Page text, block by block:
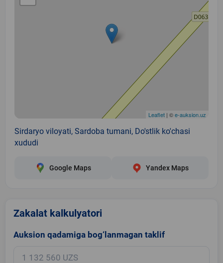
Leaflet | ©e-auksion.uz
Sirdaryo viloyati, Sardoba tumani, Do'stlik ko'chasi
xududi
Google Maps Yandex Maps
Zakalat kalkulyatori
Auksion qadamiga bog‘lanmagan taklif